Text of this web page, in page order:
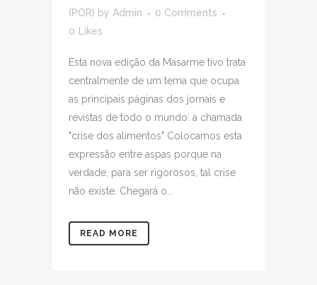
(POR) by Admin
0 Comments
0
Likes
Esta nova edição da Masarme tivo trata
centralmente de um tema que ocupa
as principais páginas dos jornais e
revistas de todo o mundo: a chamada
"crise dos alimentos" Colocamos esta
expressão entre aspas porque na
verdade, para ser rigorosos, tal crise
não existe. Chegará o...
READ MORE